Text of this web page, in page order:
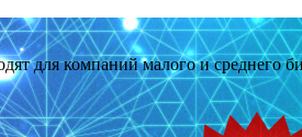
для компаний малого и